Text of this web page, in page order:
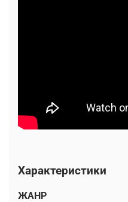
Характеристики
ЖАНР